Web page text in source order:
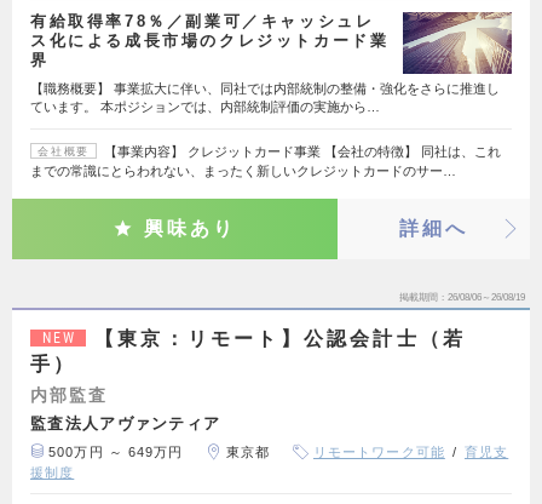
有給取得率78％／副業可／キャッシュレ
ス化による成長市場のクレジットカード業
界
【職務概要】 事業拡大に伴い、同社では内部統制の整備・強化をさらに推進し
ています。 本ポジションでは、内部統制評価の実施から…
会社概要
【事業内容】 クレジットカード事業 【会社の特徴】 同社は、これ
までの常識にとらわれない、まったく新しいクレジットカードのサー…
興味あり 詳細へ
掲載期間 26/08/06～26/08/19
NEW
【東京：リモート】公認会計士（若
手）
内部監査
監査法人アヴァンティア
500万円 ～ 649万円 東京都 リモートワーク可能
育児支
援制度